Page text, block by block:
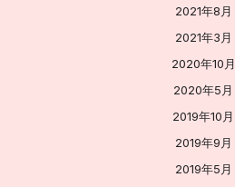
2021年8月
2021年3月
2020年10月
2020年5月
2019年10月
2019年9月
2019年5月